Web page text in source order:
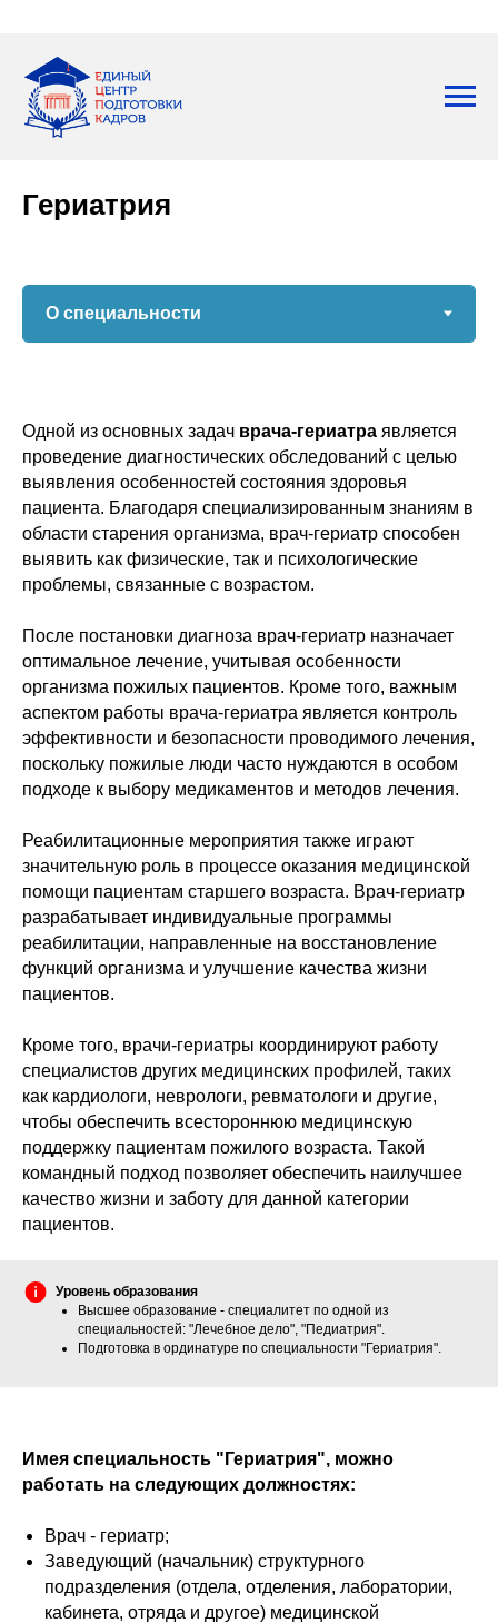
Гериатрия
Одной из основных задач врача-гериатра является
проведение диагностических обследований с целью
выявления особенностей состояния здоровья
пациента. Благодаря специализированным знаниям в
области старения организма, врач-гериатр способен
выявить как физические, так и психологические
проблемы, связанные с возрастом.
После постановки диагноза врач-гериатр назначает
оптимальное лечение, учитывая особенности
организма пожилых пациентов. Кроме того, важным
аспектом работы врача-гериатра является контроль
эффективности и безопасности проводимого лечения,
поскольку пожилые люди часто нуждаются в особом
подходе к выбору медикаментов и методов лечения.
Реабилитационные мероприятия также играют
значительную роль в процессе оказания медицинской
помощи пациентам старшего возраста. Врач-гериатр
разрабатывает индивидуальные программы
реабилитации, направленные на восстановление
функций организма и улучшение качества жизни
пациентов.
Кроме того, врачи-гериатры координируют работу
специалистов других медицинских профилей, таких
как кардиологи, неврологи, ревматологи и другие,
чтобы обеспечить всестороннюю медицинскую
поддержку пациентам пожилого возраста. Такой
командный подход позволяет обеспечить наилучшее
качество жизни и заботу для данной категории
пациентов.
Уровень образования
Высшее образование - специалитет по одной из
специальностей: "Лечебное дело", "Педиатрия".
Подготовка в ординатуре по специальности "Гериатрия".
Имея специальность "Гериатрия", можно
работать на следующих должностях:
Врач - гериатр;
Заведующий (начальник) структурного
подразделения (отдела, отделения, лаборатории,
кабинета, отряда и другое) медицинской